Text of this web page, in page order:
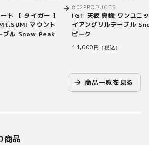
ト 【 タイガー 】
マウント
ブル Snow Peak
802PRODUCTS
IGT 天板 真鍮 ワンユニ
イアングリルテーブル
ピーク
11,000 円（税込）
商品一覧を見る
商品